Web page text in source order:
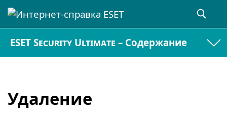
ESET Security Ultimate – Содержание
Удаление